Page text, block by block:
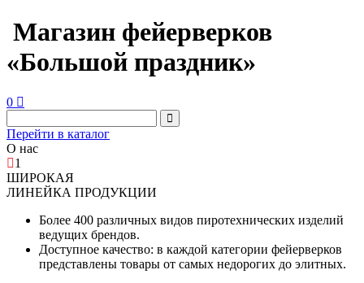
Магазин фейерверков
«Большой праздник»
0
Перейти в каталог
О нас
1
ШИРОКАЯ
ЛИНЕЙКА ПРОДУКЦИИ
Более 400 различных видов пиротехнических изделий
ведущих брендов.
Доступное качество: в каждой категории фейерверков
представлены товары от самых недорогих до элитных.